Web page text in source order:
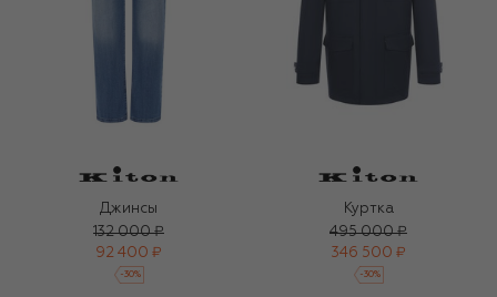
Джинсы
132 000 ₽
92 400 ₽
-30%
Куртка
495 000 ₽
346 500 ₽
-30%